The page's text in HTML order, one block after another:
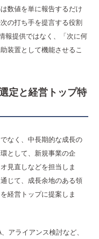
数値を単に報告するだけ
の打ち手を提言する役割
報提供ではなく、「次に何
装置として機能させるこ
定と経営トップ特
なく、中長期的な成長の
として、新規事業の企
見直しなどを担当しま
じて、成長余地のある領
経営トップに提案しま
アライアンス検討など、